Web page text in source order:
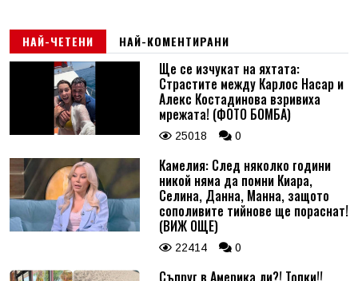
НАЙ-ЧЕТЕНИ НАЙ-КОМЕНТИРАНИ
Ще се изчукат на яхтата:
Страстите между Карлос Насар и
Алекс Костадинова взривиха
мрежата! (ФОТО БОМБА)
25018 0
Камелия: След няколко години
никой няма да помни Киара,
Селина, Данна, Манна, защото
сополивите тийнове ще пораснат!
(ВИЖ ОЩЕ)
22414 0